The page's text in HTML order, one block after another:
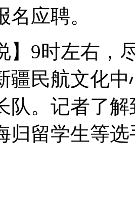
人 痛下狠手拳打脚踢
生回应
治霸凌主义
论片面不公正
翻车
应聘。
9时左右，尽
疆民航文化
队。记者了
归留学生等